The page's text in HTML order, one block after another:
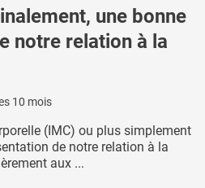
une bonne
notre relation à la
10 mois
(IMC) ou plus simplement
de notre relation à la
aux ...